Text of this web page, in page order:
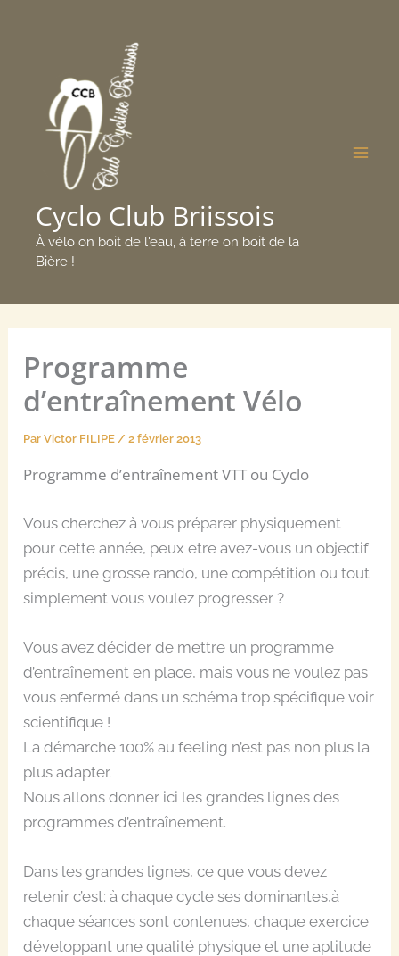
Cyclo Club Briissois
À vélo on boit de l'eau, à terre on boit de la
Bière !
Programme
d’entraînement Vélo
ParVictor FILIPE/2 février 2013
Programme d’entraînement VTT ou Cyclo
Vous cherchez à vous préparer physiquement
pour cette année, peux etre avez-vous un objectif
précis, une grosse rando, une compétition ou tout
simplement vous voulez progresser ?
Vous avez décider de mettre un programme
d’entraînement en place, mais vous ne voulez pas
vous enfermé dans un schéma trop spécifique voir
scientifique !
La démarche 100% au feeling n’est pas non plus la
plus adapter.
Nous allons donner ici les grandes lignes des
programmes d’entraînement.
Dans les grandes lignes, ce que vous devez
retenir c’est: à chaque cycle ses dominantes,à
chaque séances sont contenues, chaque exercice
développant une qualité physique et une aptitude